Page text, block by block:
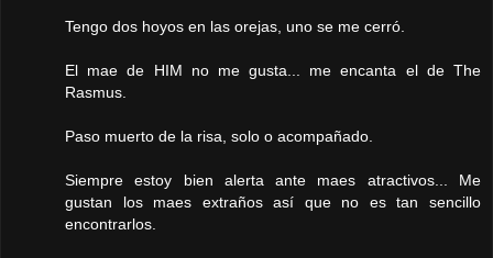
Tengo dos hoyos en las orejas, uno se me cerró.
El mae de HIM no me gusta... me encanta el de The
Rasmus.
Paso muerto de la risa, solo o acompañado.
Siempre estoy bien alerta ante maes atractivos... Me
gustan los maes extraños así que no es tan sencillo
encontrarlos.